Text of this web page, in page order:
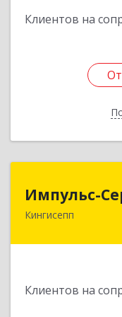
Клиентов на
Импульс-
Кингисепп
Клиентов на
188480,